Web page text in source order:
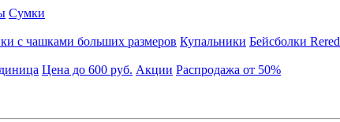
Сумки
с чашками больших размеров Купальники Бейсболки Rered
Цена до 600 руб. Акции Распродажа от 50%